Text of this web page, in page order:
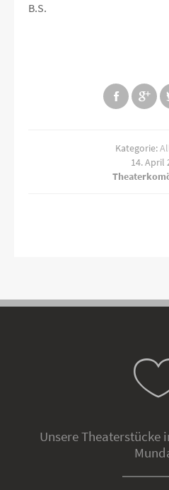
B.S.
Kategorie:
14. April
Unsere Theaterstücke